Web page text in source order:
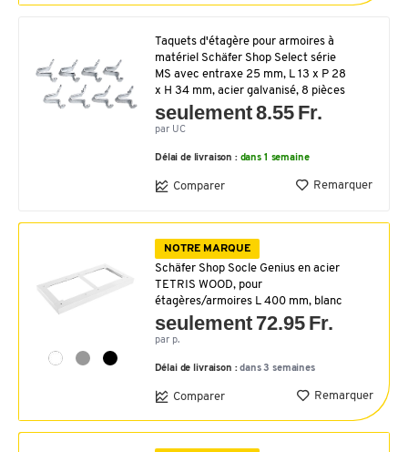
Taquets d'étagère pour armoires à
matériel Schäfer Shop Select série
MS avec entraxe 25 mm, L 13 x P 28
x H 34 mm, acier galvanisé, 8 pièces
seulement 8.55 Fr.
par UC
Délai de livraison : dans 1 semaine
Comparer Remarquer
NOTRE MARQUE
Schäfer Shop Socle Genius en acier
TETRIS WOOD, pour
étagères/armoires L 400 mm, blanc
seulement 72.95 Fr.
par p.
Délai de livraison :dans 3 semaines
Comparer Remarquer